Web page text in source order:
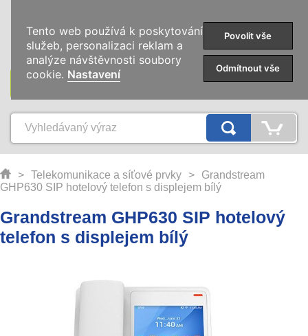
KATEGORIE
> Telekomunikace a síťové prvky >
Grandstream
GHP630 SIP hotelový telefon s displejem bílý
Grandstream GHP630 SIP hotelový
telefon s displejem bílý
Tento web používá k poskytování
služeb, personalizaci reklam a
analýze návštěvnosti soubory
cookie. Nastavení
Povolit vše
Odmítnout vše